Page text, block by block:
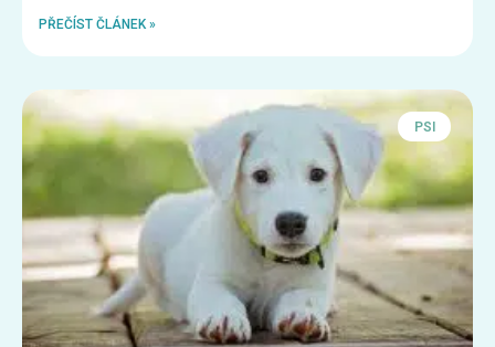
PŘEČÍST ČLÁNEK »
PSI